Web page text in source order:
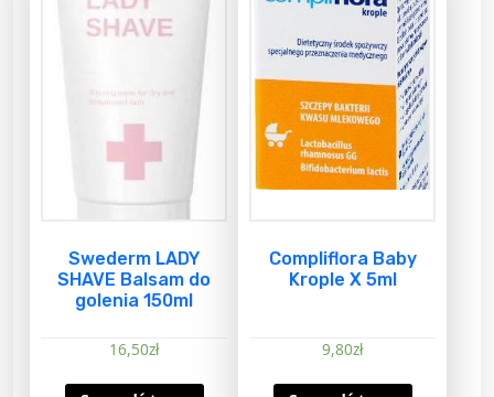
Swederm LADY
SHAVE Balsam do
golenia 150ml
16,50zł
Compliflora Baby
Krople X 5ml
9,80zł